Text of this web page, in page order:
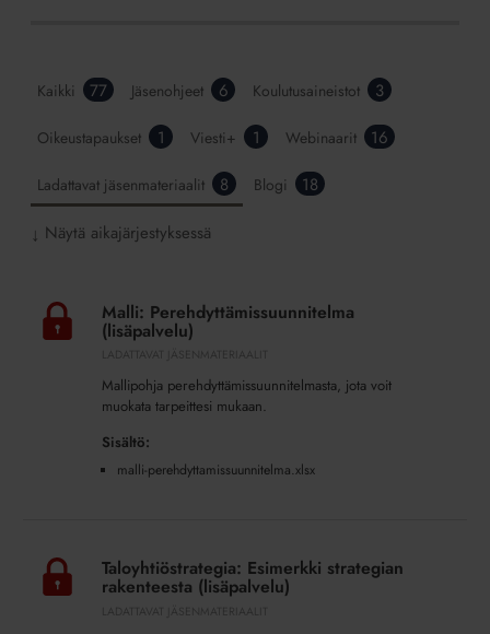
Kaikki 77 Jäsenohjeet 6 Koulutusaineistot 3
Oikeustapaukset 1 Viesti+ 1 Webinaarit 16
Ladattavat jäsenmateriaalit 8 Blogi 18
↓ Näytä aikajärjestyksessä
Perehdyttämissuunnitelma
(lisäpalvelu)
Malli: Perehdyttämissuunnitelma
(lisäpalvelu)
Mallipohja perehdyttämissuunnitelmasta, jota voit
muokata tarpeittesi mukaan.
Sisältö:
malli-perehdyttamissuunnitelma.xlsx
Esimerkki
strategian
Taloyhtiöstrategia: Esimerkki strategian
rakenteesta (lisäpalvelu)